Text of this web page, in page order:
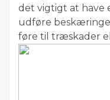
det vigtigt at have
udføre
føre til træskader